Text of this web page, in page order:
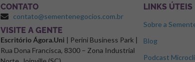
CONTATO
contato@sementenegocios.com.br
⁠VISITE A GENTE
Escritório Ágora.Uni | Perini Business Park |
Rua Dona Francisca, 8300 – Zona Industrial
LINKS ÚTEIS
Sobre a
Blog
Podcast